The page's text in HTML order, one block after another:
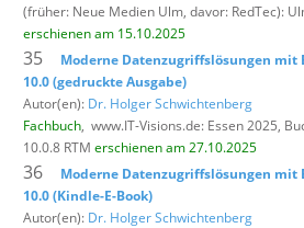
(früher: Neue Medien Ulm, davor: RedTec):
erschienen am 15.10.2025
35
Moderne Datenzugriffslösungen mit
10.0 (gedruckte Ausgabe)
Autor(en): Dr. Holger Schwichtenberg
Fachbuch, www.IT-Visions.de: Essen 2025,
10.0.8 RTM erschienen am 27.10.2025
36
Moderne Datenzugriffslösungen mit
10.0 (Kindle-E-Book)
Autor(en): Dr. Holger Schwichtenberg